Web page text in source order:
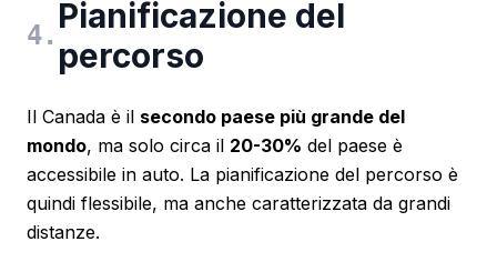
4. Pianificazione del
percorso
Il Canada è il secondo paese più grande del
mondo, ma solo circa il 20-30% del paese è
accessibile in auto. La pianificazione del percorso è
quindi flessibile, ma anche caratterizzata da grandi
distanze.